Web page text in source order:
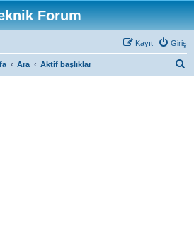
Forum
Giriş
Kayıt
Ara Aktif başlıklar